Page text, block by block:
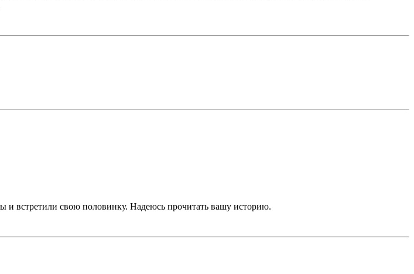
встретили свою половинку. Надеюсь прочитать вашу историю.